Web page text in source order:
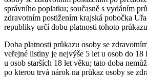
správního poplatku; současně s vydáním
zdravotním postižením krajská pobočka
republiky určí dobu platnosti tohoto
Doba platnosti průkazu osoby se
veřejné listiny je nejvýše 5 let u osob do 18
u osob starších 18 let věku; tato doba
po kterou trvá nárok na průkaz osoby se